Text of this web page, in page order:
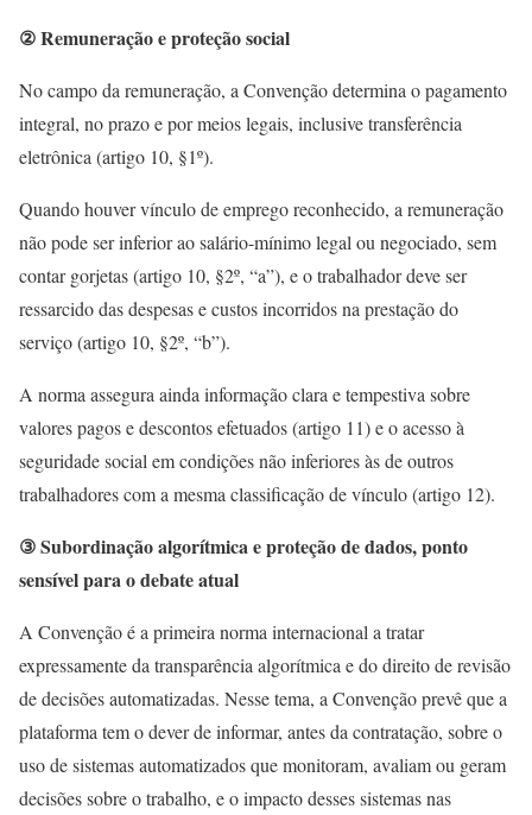
② Remuneração e proteção social
No campo da remuneração, a Convenção determina o pagamento
integral, no prazo e por meios legais, inclusive transferência
eletrônica (artigo 10, §1º).
Quando houver vínculo de emprego reconhecido, a remuneração
não pode ser inferior ao salário-mínimo legal ou negociado, sem
contar gorjetas (artigo 10, §2º, “a”), e o trabalhador deve ser
ressarcido das despesas e custos incorridos na prestação do
serviço (artigo 10, §2º, “b”).
A norma assegura ainda informação clara e tempestiva sobre
valores pagos e descontos efetuados (artigo 11) e o acesso à
seguridade social em condições não inferiores às de outros
trabalhadores com a mesma classificação de vínculo (artigo 12).
③ Subordinação algorítmica e proteção de dados, ponto
sensível para o debate atual
A Convenção é a primeira norma internacional a tratar
expressamente da transparência algorítmica e do direito de revisão
de decisões automatizadas. Nesse tema, a Convenção prevê que a
plataforma tem o dever de informar, antes da contratação, sobre o
uso de sistemas automatizados que monitoram, avaliam ou geram
decisões sobre o trabalho, e o impacto desses sistemas nas